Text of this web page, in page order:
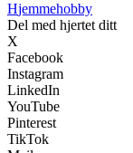
Hjemmehobby
Del med hjertet ditt
X
Facebook
Instagram
LinkedIn
YouTube
Pinterest
TikTok